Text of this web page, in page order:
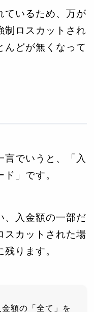
ているため、万が
制ロスカットされ
んどが無くなって
言でいうと、「入
」です。
、入金額の一部だ
スカットされた場
ります。
額の「全て」を